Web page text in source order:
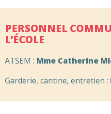
PERSONNEL
L’ÉCOLE
ATSEM : Mme Catherine
Garderie, cantine, entretien :